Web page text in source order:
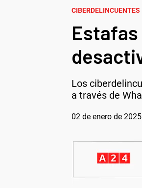
CIBERDELINCUENTES
Los
a través de
02 de enero de